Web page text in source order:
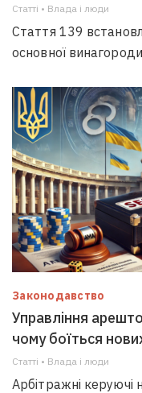
Статті • Влада i люди
Стаття 139
основної
Законодавство
Управління
чому боїться
Статті • Влада i люди
Арбітражні